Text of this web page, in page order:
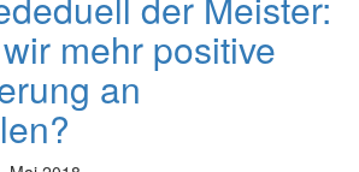
mehr positive
an